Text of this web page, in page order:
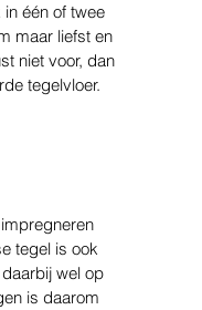
één of twee
maar liefst en
niet voor, dan
tegelvloer.
tegel is ook
wel op
is daarom